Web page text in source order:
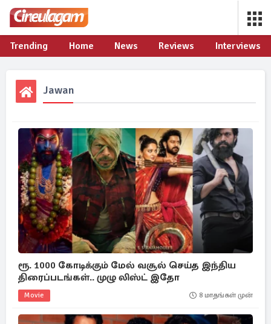
Trending Home News Reviews Interviews
Jawan
ரூ. 1000 கோடிக்கும் மேல் வசூல் செய்த இந்திய
திரைப்படங்கள்.. முழு லிஸ்ட் இதோ
Movie 8 மாதங்கள் முன்